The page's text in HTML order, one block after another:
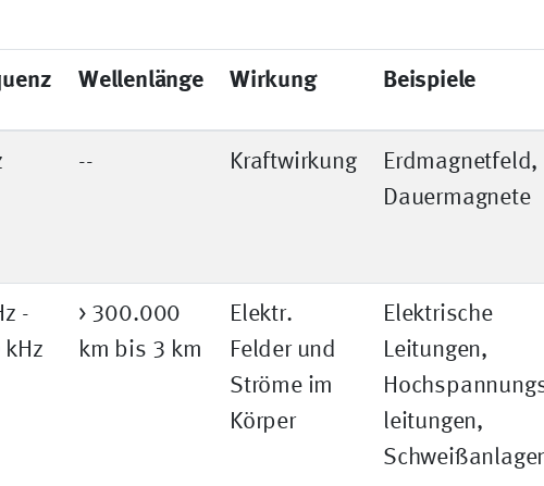
Wellenlänge Wirkung Beispiele
-- Kraftwirkung
Erdmagnetfeld,
Dauermagnete
-
> 300.000
km bis 3 km
Elektr.
Felder und
Ströme im
Körper
Elektrische
Leitungen,
leitungen,